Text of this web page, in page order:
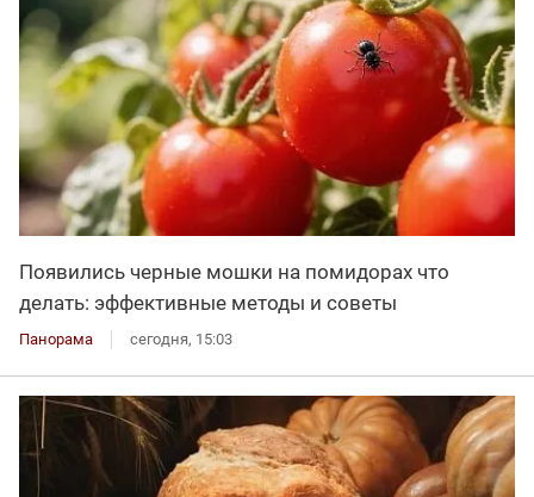
Появились черные мошки на помидорах что
делать: эффективные методы и советы
Панорама сегодня, 15:03